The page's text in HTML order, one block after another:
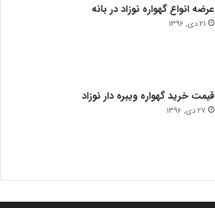
عرضه انواع گهواره نوزاد در بانه
21 دی, 1396
قیمت خرید گهواره ویبره دار نوزاد
27 دی, 1396